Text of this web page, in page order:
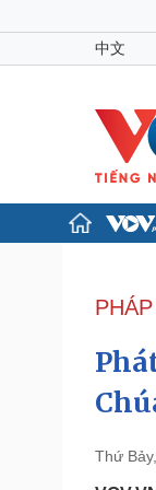
中文
Đảng
Tổ
Nhận
Pháp
Thứ